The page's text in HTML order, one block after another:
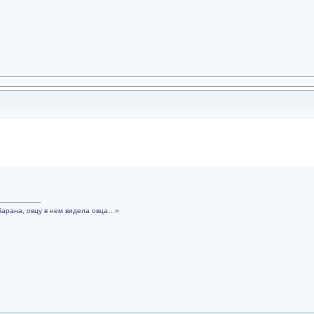
овцу в нем видела овца…»